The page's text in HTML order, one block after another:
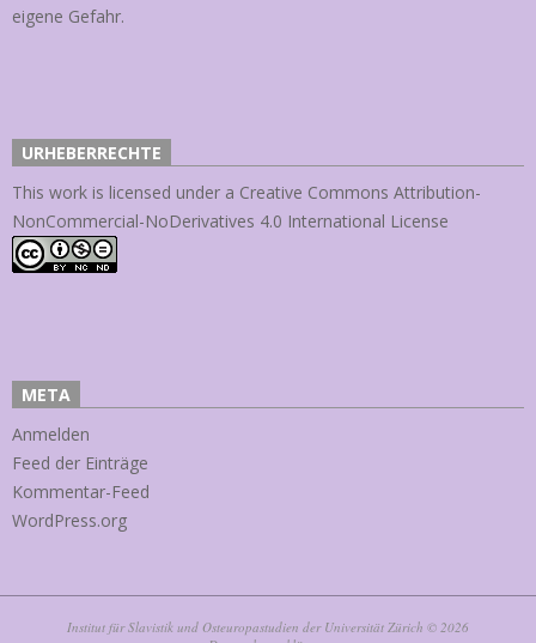
eigene Gefahr.
URHEBERRECHTE
This work is licensed under a Creative Commons Attribution-
NonCommercial-NoDerivatives 4.0 International License
META
Anmelden
Feed der Einträge
Kommentar-Feed
WordPress.org
Institut für Slavistik und Osteuropastudien der Universität Zürich © 2026